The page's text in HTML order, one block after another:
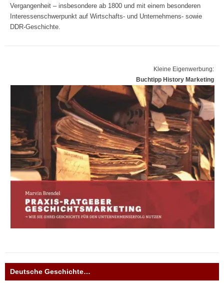
Vergangenheit – insbesondere ab 1800 und mit einem besonderen
Interessenschwerpunkt auf Wirtschafts- und Unternehmens- sowie
DDR-Geschichte.
Kleine Eigenwerbung:
Buchtipp History Marketing
Deutsche Geschichte…